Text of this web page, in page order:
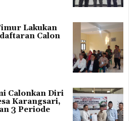
Lakukan
Calon
Calonkan Diri
Karangsari,
3 Periode